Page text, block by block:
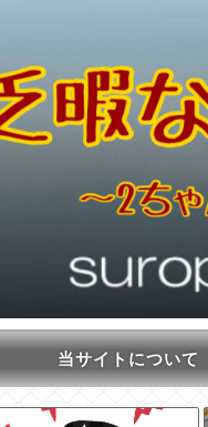
当サイトについて